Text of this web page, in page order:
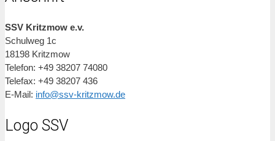
SSV Kritzmow e.v.
Schulweg 1c
18198 Kritzmow
Telefon: +49 38207 74080
Telefax: +49 38207 436
E-Mail: info@ssv-kritzmow.de
Logo SSV